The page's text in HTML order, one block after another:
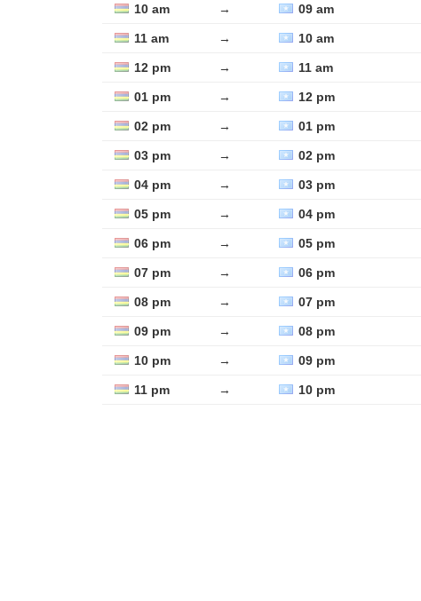
10 am → 09 am
11 am → 10 am
12 pm → 11 am
01 pm → 12 pm
02 pm → 01 pm
03 pm → 02 pm
04 pm → 03 pm
05 pm → 04 pm
06 pm → 05 pm
07 pm → 06 pm
08 pm → 07 pm
09 pm → 08 pm
10 pm → 09 pm
11 pm → 10 pm